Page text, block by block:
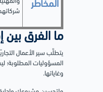
المخاطر
ما الفرق بين
يتطلَّب سير الأعمال
المسؤوليات المطلوبة؛